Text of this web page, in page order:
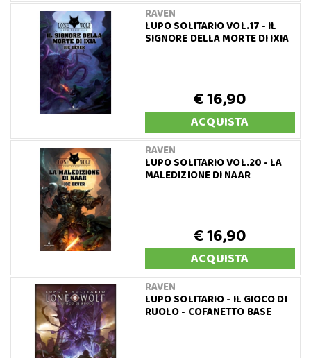
RAVEN
LUPO SOLITARIO VOL.17 - IL
SIGNORE DELLA MORTE DI IXIA
€ 16,90
ACQUISTA
RAVEN
LUPO SOLITARIO VOL.20 - LA
MALEDIZIONE DI NAAR
€ 16,90
ACQUISTA
RAVEN
LUPO SOLITARIO - IL GIOCO DI
RUOLO - COFANETTO BASE